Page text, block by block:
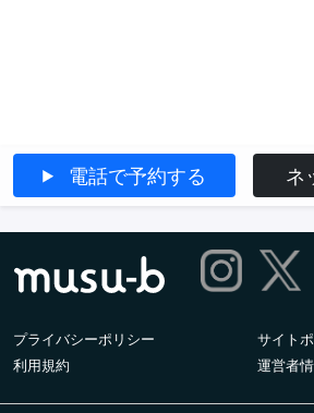
電話で予約する ネ
プライバシーポリシー
サイト
利用規約
運営者